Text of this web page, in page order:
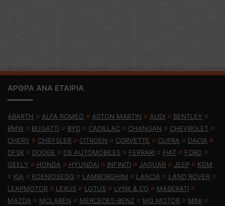
ΑΡΘΡΑ ΑΝΑ ΕΤΑΙΡΙΑ
ABARTH # ALFA ROMEO # ASTON MARTIN # AUDI # BENTLEY #
BMW # BUGATTI # BYD # CADILLAC # CHANGAN # CHEVROLET #
CHERY # CHRYSLER # CITROEN # CORVETTE # CUPRA # DACIA #
DFSK # DODGE # DS AUTOMOBILES # FERRARI # FIAT # FORD #
GEELY # HONDA # HYUNDAI # INFINITI # JAGUAR # JEEP # KGM
# KIA # KOENIGSEGG # LAMBORGHINI # LANCIA # LAND ROVER #
LEAPMOTOR # LEXUS # LOTUS # LYNK & CO # MASERATI #
MAZDA # MCLAREN # MERCEDES-BENZ # MG MOTOR # MINI #